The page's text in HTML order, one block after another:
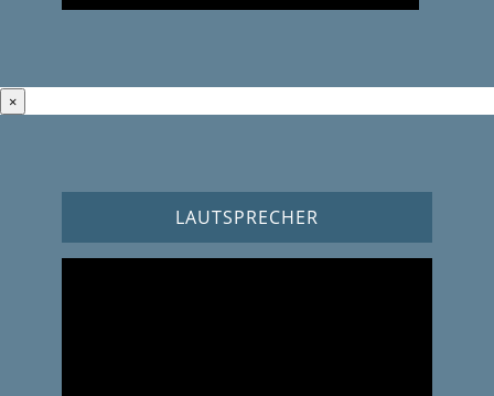
×
LAUTSPRECHER